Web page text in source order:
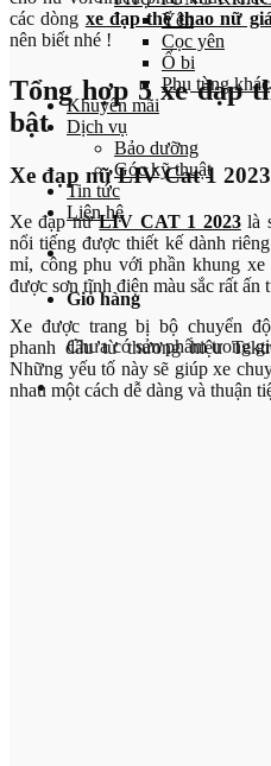
Yên
Cọc yên
Ổ bi
Phụ tùng khác
Khuyến mãi
Dịch vụ
Bảo dưỡng
Góc kỹ thuật
Tin tức
Liên hệ
Giỏ hàng
Chưa có sản phẩm trong
các dòng xe đạp thể thao nữ
nên biết nhé !
Tổng hợp 5 xe đạp
bật
Xe đạp nữ LIV Cat 1 2023
Xe đạp nữLIV CAT 1 2023là
nổi tiếng được thiết kế dành
mỉ, công phu với phần khung
được sơn tĩnh điện màu sắc rất ấn
Xe được trang bị bộ chuyển
phanh dầu từ thương hiệu
Những yếu tố này sẽ giúp xe
nhau một cách dễ dàng và thuận